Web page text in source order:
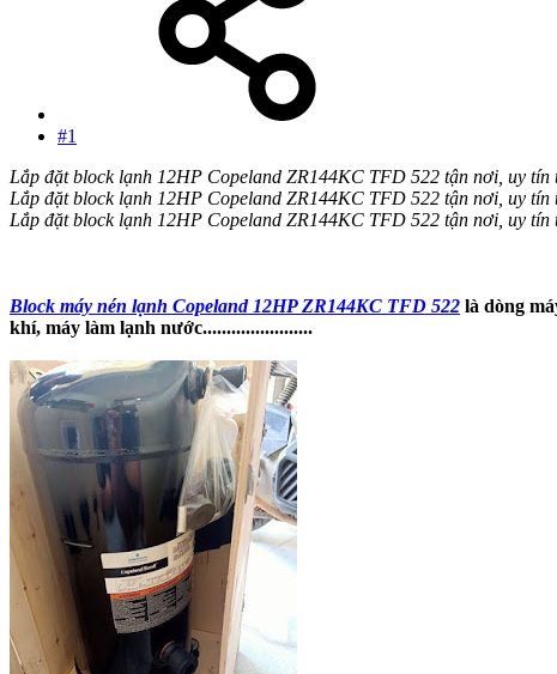
#1
Lắp đặt block lạnh 12HP Copeland ZR144KC TFD 522 tận nơi, uy
Lắp đặt block lạnh 12HP Copeland ZR144KC TFD 522 tận nơi, uy
Lắp đặt block lạnh 12HP Copeland ZR144KC TFD 522 tận nơi, uy
Block máy nén lạnh Copeland 12HP ZR144KC TFD 522 là dòng
khí, máy làm lạnh nước.......................